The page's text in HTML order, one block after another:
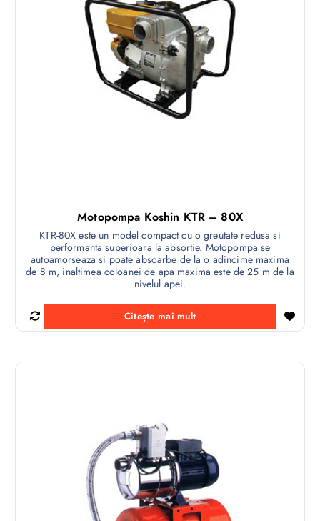
Motopompa Koshin KTR – 80X
KTR-80X este un model compact cu o greutate redusa si
performanta superioara la absortie. Motopompa se
autoamorseaza si poate absoarbe de la o adincime maxima
de 8 m, inaltimea coloanei de apa maxima este de 25 m de la
nivelul apei.
Citește mai mult